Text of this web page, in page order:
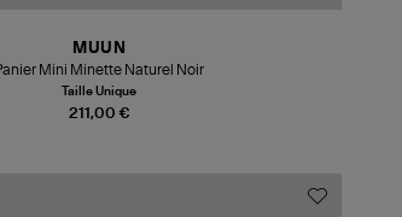
211,00 €
MUUN
Mini Minette Naturel Noir
Taille Unique